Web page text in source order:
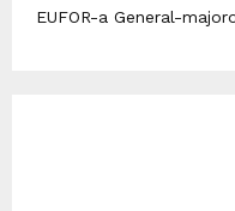
EUFOR-a General-